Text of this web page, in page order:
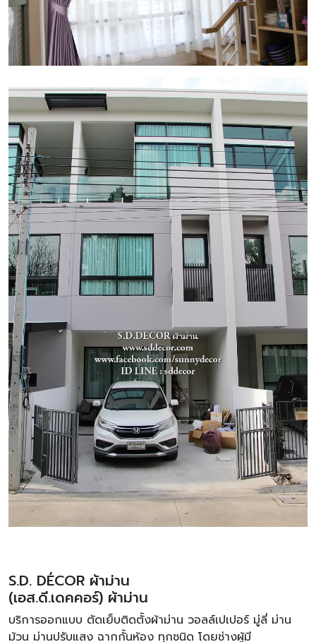
S.D. DÉCOR ผ้าม่าน
(เอส.ดี.เดคคอร์) ผ้าม่าน
บริการออกแบบ ตัดเย็บติดตั้งผ้าม่าน วอลล์เปเปอร์ มู่ลี่ ม่าน
ม้วน ม่านปรับแสง ฉากกั้นห้อง ทุกชนิด โดยช่างผู้มี